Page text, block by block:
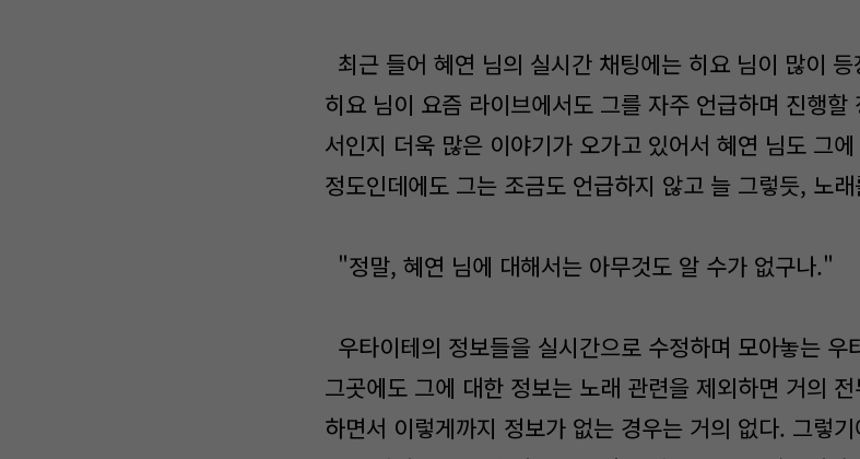
최근 들어 혜연 님의 실시간 채팅에는 히요 님이 많이
히요 님이 요즘 라이브에서도 그를 자주 언급하며 진행
서인지 더욱 많은 이야기가 오가고 있어서 혜연 님도 그
정도인데에도 그는 조금도 언급하지 않고 늘 그렇듯, 노
"정말, 혜연 님에 대해서는 아무것도 알 수가 없구나."
우타이테의 정보들을 실시간으로 수정하며 모아놓는
그곳에도 그에 대한 정보는 노래 관련을 제외하면 거의
하면서 이렇게까지 정보가 없는 경우는 거의 없다. 그렇